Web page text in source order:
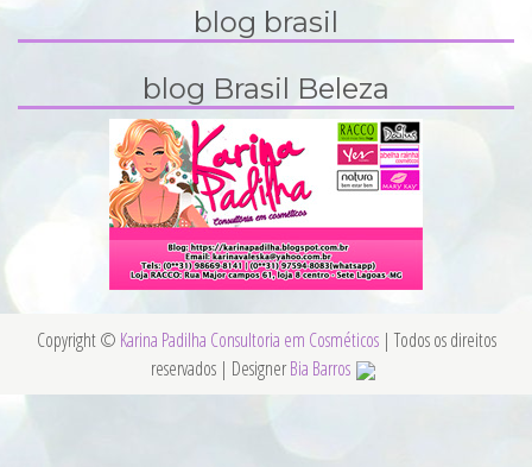
blog brasil
blog Brasil Beleza
Copyright © Karina Padilha Consultoria em Cosméticos | Todos os direitos
reservados | DesignerBia Barros